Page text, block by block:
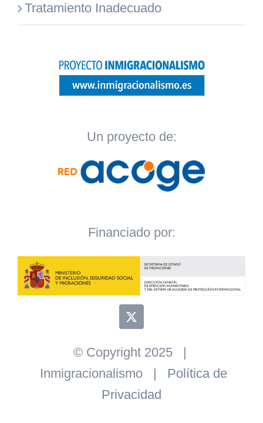
Tratamiento Inadecuado
Un proyecto de:
Financiado por:
© Copyright 2025 |
Inmigracionalismo | Política de
Privacidad